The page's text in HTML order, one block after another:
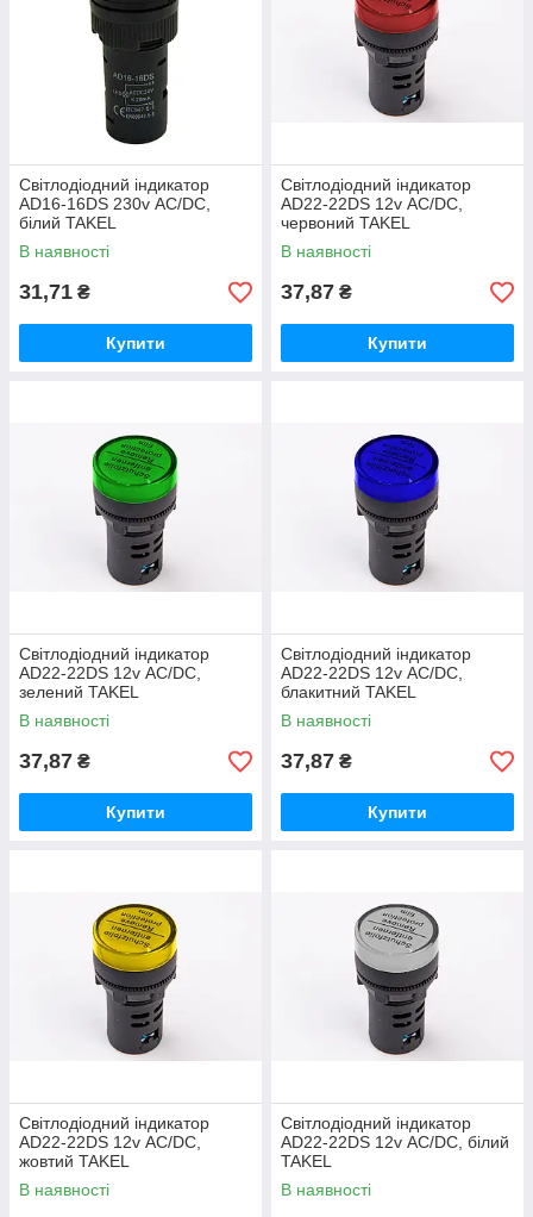
Світлодіодний індикатор
AD16-16DS 230v АC/DC,
білий TAKEL
В наявності
31,71 ₴
Купити
Світлодіодний індикатор
AD22-22DS 12v АC/DC,
червоний TAKEL
В наявності
37,87 ₴
Купити
Світлодіодний індикатор
AD22-22DS 12v АC/DC,
зелений TAKEL
В наявності
37,87 ₴
Купити
Світлодіодний індикатор
AD22-22DS 12v АC/DC,
блакитний TAKEL
В наявності
37,87 ₴
Купити
Світлодіодний індикатор
AD22-22DS 12v АC/DC,
жовтий TAKEL
В наявності
Світлодіодний індикатор
AD22-22DS 12v АC/DC, білий
TAKEL
В наявності